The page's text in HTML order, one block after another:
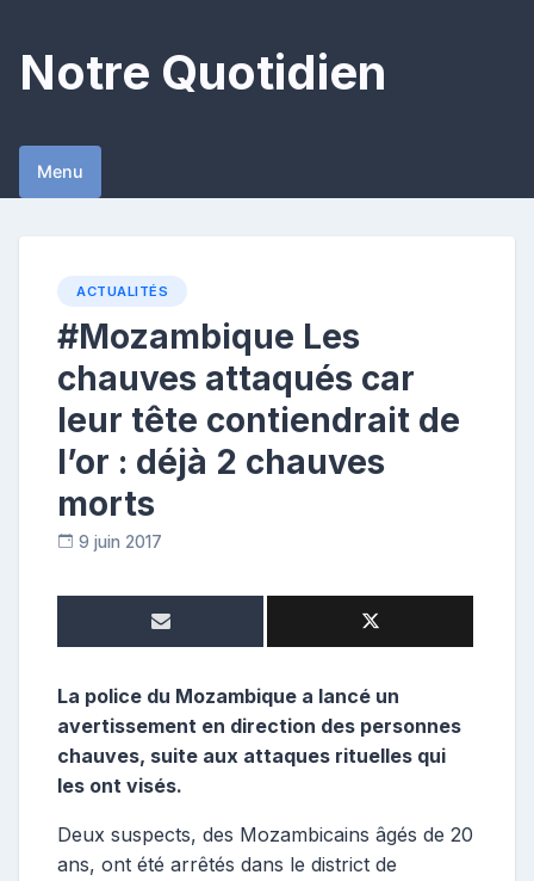
content
Notre Quotidien
Menu
ACTUALITÉS
#Mozambique Les
chauves attaqués car
leur tête contiendrait de
l’or : déjà 2 chauves
morts
9 juin 2017
e
t
r
La police du Mozambique a lancé un
avertissement en direction des personnes
chauves, suite aux attaques rituelles qui
les ont visés.
Deux suspects, des Mozambicains âgés de 20
ans, ont été arrêtés dans le district de